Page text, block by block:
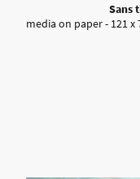
Sans
media on paper - 121 x